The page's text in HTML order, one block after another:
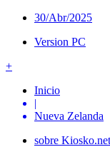
30/Abr/2025
Version PC
+
Inicio
|
Nueva Zelanda
sobre Kiosko.net